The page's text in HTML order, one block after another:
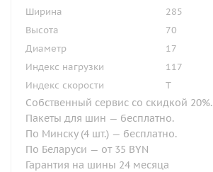
Ширина
285
Высота
70
Диаметр
17
Индекс нагрузки
117
Индекс скорости
T
Собственный сервис со скидкой 20%.
Пакеты для шин — бесплатно.
По Минску (4 шт.) — бесплатно.
По Беларуси — от 35 BYN
Гарантия на шины 24 месяца